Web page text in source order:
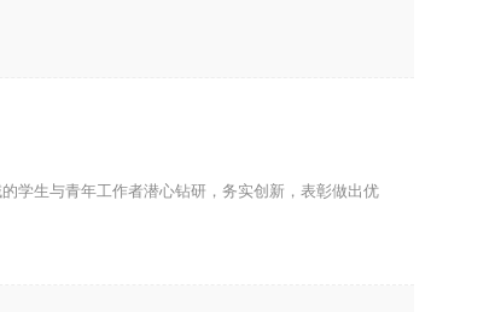
学生与青年工作者潜心钻研，务实创新，表彰做出优